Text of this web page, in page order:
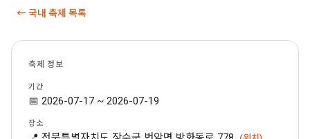
← 국내 축제 목록
축제 정보
기간
📅 2026-07-17 ~ 2026-07-19
장소